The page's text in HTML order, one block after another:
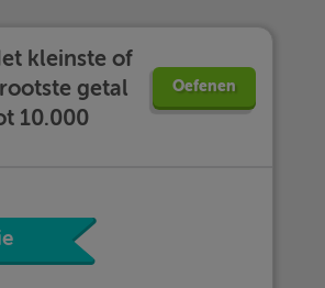
kleinste of
getal
10.000
Oefenen